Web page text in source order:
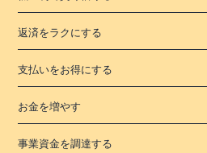
返済をラクにする
支払いをお得にする
お金を増やす
事業資金を調達する